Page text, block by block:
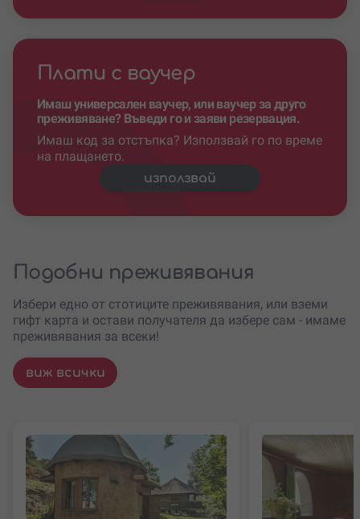
Плати с ваучер
Имаш универсален ваучер, или ваучер за друго
преживяване? Въведи го и заяви резервация.
Имаш код за отстъпка? Използвай го по време
на плащането.
използвай
Подобни преживявания
Избери едно от стотиците преживявания, или вземи
гифт карта и остави получателя да избере сам - имаме
преживявания за всеки!
виж всички